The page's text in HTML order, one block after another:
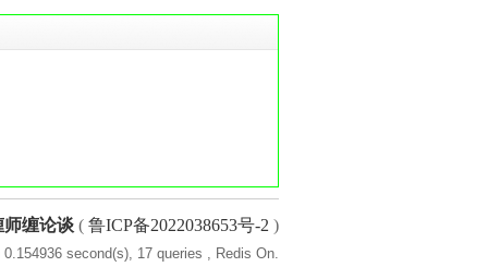
师缠论谈 ( 鲁ICP备2022038653号-2 )
second(s), 17 queries , Redis On.